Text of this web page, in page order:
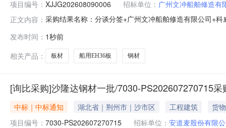
项目编号： XJJG202608090006 招标单位： 广州文冲船舶修造有
正文内容： 采购结果名称：分谈分签+广州文冲船舶修造有限公司+
述规格型号计量单位采购数量中标数量成交单价到货日
发布时间： 1秒前
相关产品：
板材 船用EH36板 钢材
[询比采购]沙隆达钢材一批/7030-PS202607270715采
中标｜中标通知 湖北省｜荆州市｜沙市区 工程建筑
货物
项目编号： 7030-PS202607270715 招标单位： 安道麦股份有限